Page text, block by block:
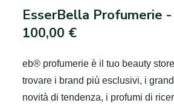
EsserBella Profumerie
100,00 €
eb® profumerie è il tuo beauty
trovare i brand più esclusivi, i
novità di tendenza, i profumi di